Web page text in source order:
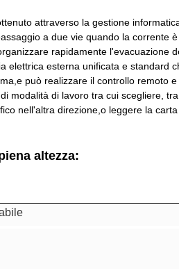
attraverso la gestione
a due vie quando la corrente
rapidamente l'evacuazione
elettrica esterna unificata e standard
può realizzare il controllo remoto
modalità di lavoro tra cui scegliere,
nell'altra direzione,o leggere la
altezza: